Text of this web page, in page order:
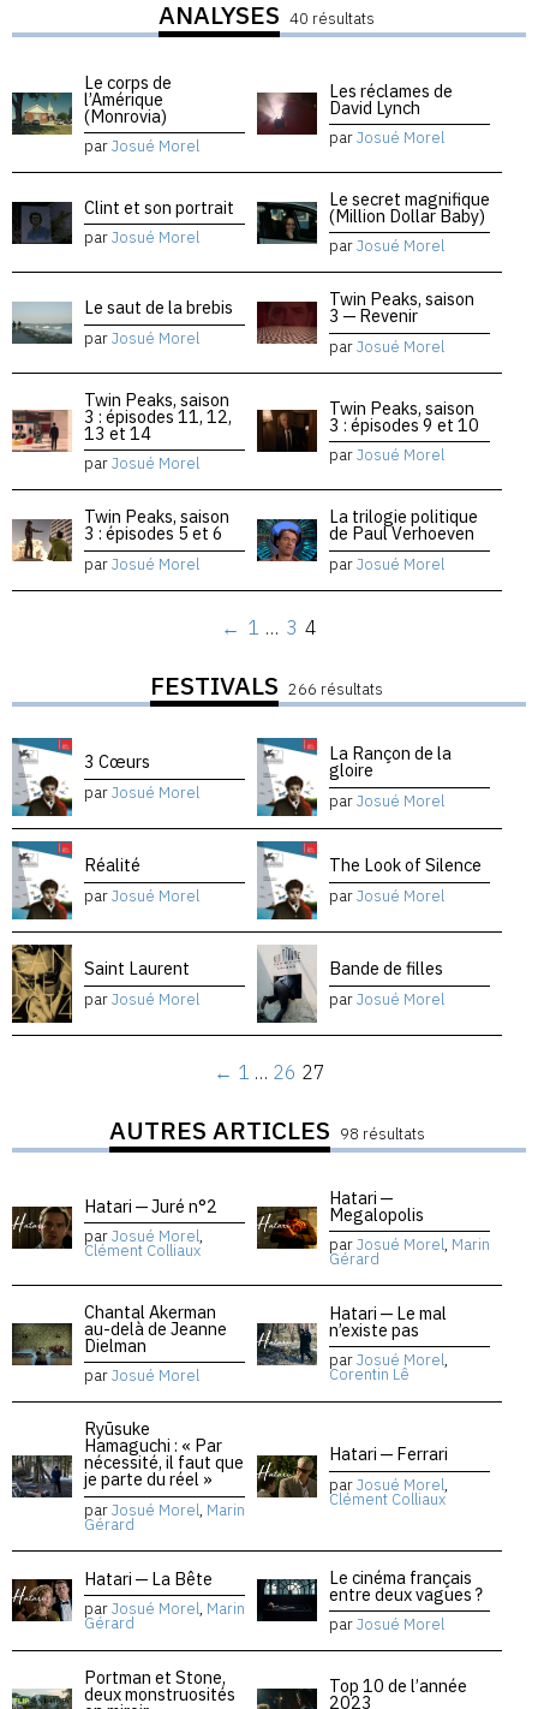
ANALYSES 40 résultats
Le corps de
l’Amérique
(Monrovia)
parJosué Morel
Les réclames de
David Lynch
parJosué Morel
Clint et son portrait
parJosué Morel
Le secret magnifique
(Million Dollar Baby)
parJosué Morel
Le saut de la brebis
parJosué Morel
Twin Peaks, saison
3 — Revenir
parJosué Morel
Twin Peaks, saison
3 : épisodes 11, 12,
13 et 14
parJosué Morel
Twin Peaks, saison
3 : épisodes 9 et 10
parJosué Morel
Twin Peaks, saison
3 : épisodes 5 et 6
parJosué Morel
La trilogie politique
de Paul Verhoeven
parJosué Morel
← 1 … 3 4
FESTIVALS 266 résultats
3 Cœurs
parJosué Morel
La Rançon de la
gloire
parJosué Morel
Réalité
parJosué Morel
The Look of Silence
parJosué Morel
Saint Laurent
parJosué Morel
Bande de filles
parJosué Morel
← 1 … 26 27
AUTRES ARTICLES 98 résultats
Hatari — Juré n°2
parJosué Morel,
Clément Colliaux
Hatari —
Megalopolis
parJosué Morel, Marin
Gérard
Chantal Akerman
au-delà de Jeanne
Dielman
parJosué Morel
Hatari — Le mal
n’existe pas
parJosué Morel,
Corentin Lê
Ryūsuke
Hamaguchi : « Par
nécessité, il faut que
je parte du réel »
parJosué Morel, Marin
Gérard
Hatari — Ferrari
parJosué Morel,
Clément Colliaux
Hatari — La Bête
parJosué Morel, Marin
Gérard
Le cinéma français
entre deux vagues ?
parJosué Morel
Portman et Stone,
deux monstruosités Top 10 de l’année
2023